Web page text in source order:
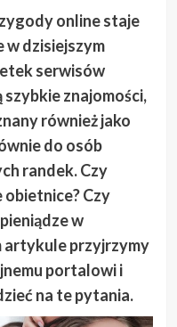
online staje
w dzisiejszym
serwisów
znajomości,
również jako
do osób
randek. Czy
obietnice? Czy
w
artykule przyjrzymy
portalowi i
na te pytania.